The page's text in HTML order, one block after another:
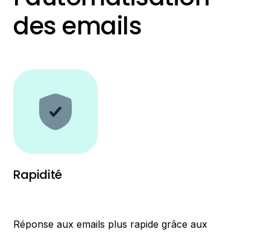
des emails
Rapidité
Réponse aux emails plus rapide grâce aux